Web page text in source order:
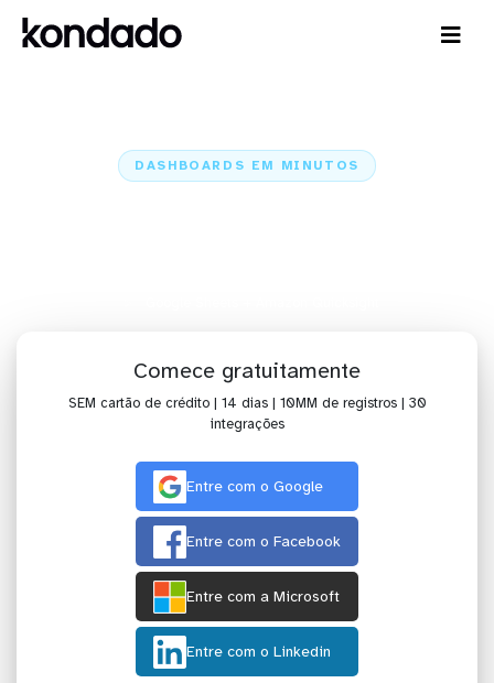
DASHBOARDS EM MINUTOS
Comece gratuitamente
SEM cartão de crédito | 14 dias | 10MM de registros | 30
integrações
Entre com o Google
Entre com o Facebook
Entre com a Microsoft
Entre com o Linkedin